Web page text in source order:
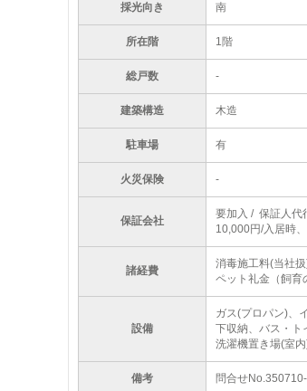
採光向き 南
所在階 1階
総戸数 -
建築構造 木造
駐車場 有
火災保険 -
保証会社
要加入 / 保証人代
10,000円/入居時
諸経費
消毒施工料(当社
ペット礼金（飼育
設備
ガス(プロパン)、
下収納、バス・ト
洗濯機置き場(室
備考 問合せ